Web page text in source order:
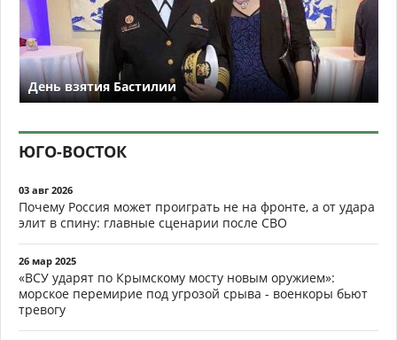
День взятия Бастилии
ЮГО-ВОСТОК
03 авг 2026
Почему Россия может проиграть не на фронте, а от удара
элит в спину: главные сценарии после СВО
26 мар 2025
«ВСУ ударят по Крымскому мосту новым оружием»:
морское перемирие под угрозой срыва - военкоры бьют
тревогу